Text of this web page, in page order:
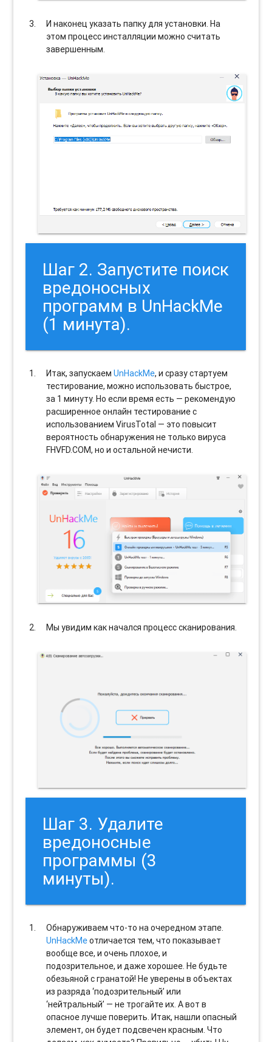
И наконец указать папку для установки. На
этом процесс инсталляции можно считать
завершенным.
Шаг 2. Запустите поиск
вредоносных
программ в UnHackMe
(1 минута).
Итак, запускаемUnHackMe, и сразу стартуем
тестирование, можно использовать быстрое,
за 1 минуту. Но если время есть — рекомендую
расширенное онлайн тестирование с
использованием VirusTotal — это повысит
вероятность обнаружения не только вируса
FHVFD.COM, но и остальной нечисти.
Мы увидим как начался процесс сканирования.
Шаг 3. Удалите
вредоносные
программы (3
минуты).
Обнаруживаем что-то на очередном этапе.
UnHackMeотличается тем, что показывает
вообще все, и очень плохое, и
подозрительное, и даже хорошее. Не будьте
обезьяной с гранатой! Не уверены в объектах
из разряда ‘подозрительный’ или
‘нейтральный’ — не трогайте их. А вот в
опасное лучше поверить. Итак, нашли опасный
элемент, он будет подсвечен красным. Что